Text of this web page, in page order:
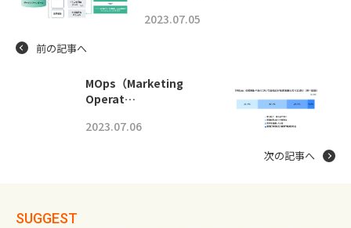
2023.07.05
前の記事へ
MOps（Marketing
Operat…
2023.07.06
次の記事へ
SUGGEST